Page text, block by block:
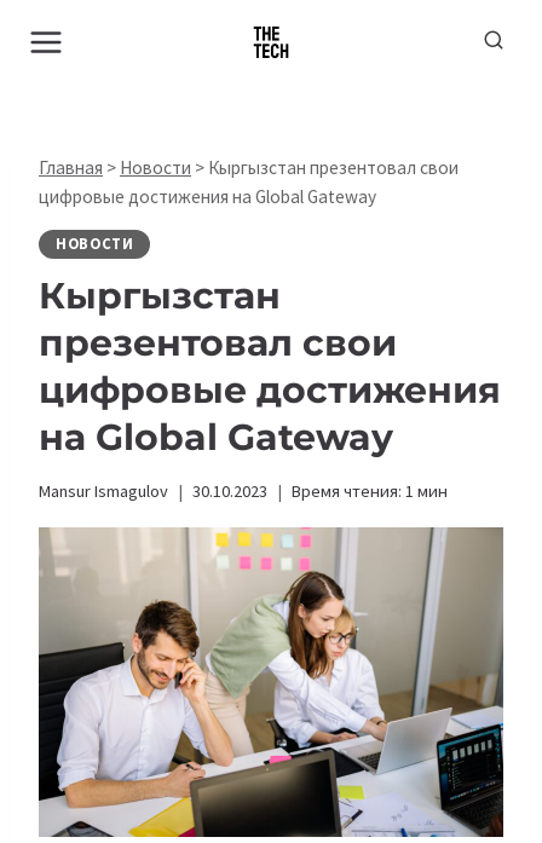
Главная > Новости > Кыргызстан презентовал свои
цифровые достижения на Global Gateway
НОВОСТИ
Кыргызстан
презентовал свои
цифровые достижения
на Global Gateway
Mansur Ismagulov 30.10.2023 Время чтения: 1 мин